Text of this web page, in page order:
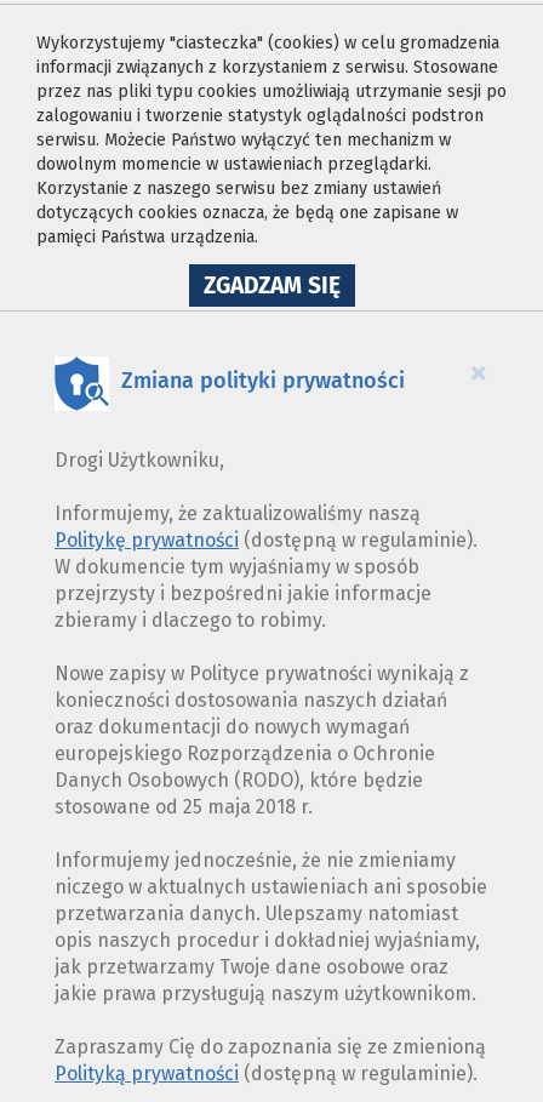
Wykorzystujemy "ciasteczka" (cookies) w celu gromadzenia
informacji związanych z korzystaniem z serwisu. Stosowane
przez nas pliki typu cookies umożliwiają utrzymanie sesji po
zalogowaniu i tworzenie statystyk oglądalności podstron
serwisu. Możecie Państwo wyłączyć ten mechanizm w
dowolnym momencie w ustawieniach przeglądarki.
Korzystanie z naszego serwisu bez zmiany ustawień
dotyczących cookies oznacza, że będą one zapisane w
pamięci Państwa urządzenia.
ZGADZAM SIĘNA
WYKORZYSTANIE
×
Zmiana polityki prywatności
Drogi Użytkowniku,
Informujemy, że zaktualizowaliśmy naszą
Politykę prywatności (dostępną w regulaminie).
W dokumencie tym wyjaśniamy w sposób
przejrzysty i bezpośredni jakie informacje
zbieramy i dlaczego to robimy.
Nowe zapisy w Polityce prywatności wynikają z
konieczności dostosowania naszych działań
oraz dokumentacji do nowych wymagań
europejskiego Rozporządzenia o Ochronie
Danych Osobowych (RODO), które będzie
stosowane od 25 maja 2018 r.
Informujemy jednocześnie, że nie zmieniamy
niczego w aktualnych ustawieniach ani sposobie
przetwarzania danych. Ulepszamy natomiast
opis naszych procedur i dokładniej wyjaśniamy,
jak przetwarzamy Twoje dane osobowe oraz
jakie prawa przysługują naszym użytkownikom.
Zapraszamy Cię do zapoznania się ze zmienioną
Polityką prywatności (dostępną w regulaminie).